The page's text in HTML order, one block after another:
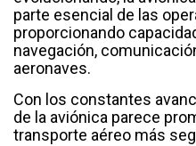
parte esencial de las
proporcionando
navegación,
aeronaves.
Con los constantes
de la aviónica parece
transporte aéreo más